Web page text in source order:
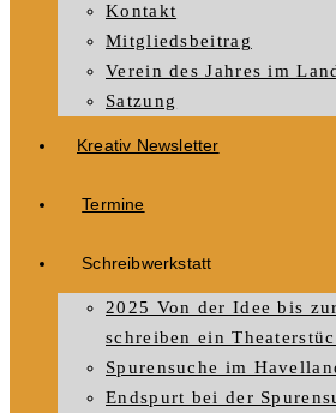
Kontakt
Mitgliedsbeitrag
Verein des Jahres im
Satzung
Kreativ Newsletter
Termine
Schreibwerkstatt
2025 Von der Idee bis
schreiben ein
Spurensuche im
Endspurt bei der